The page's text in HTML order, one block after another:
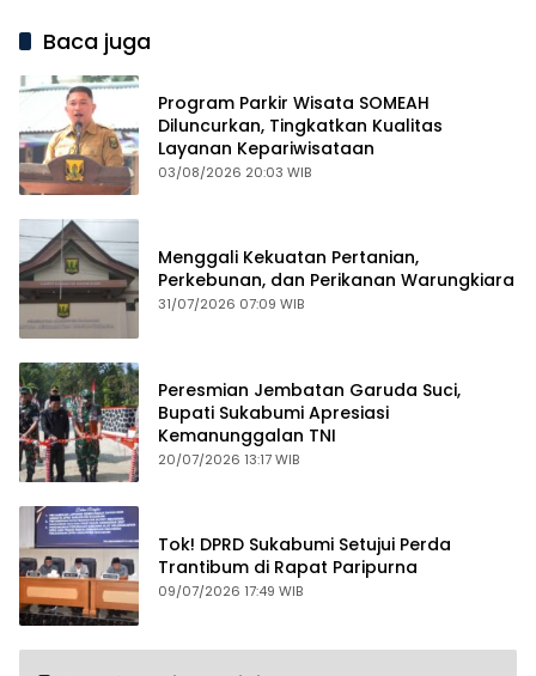
Baca juga
Program Parkir Wisata SOMEAH
Diluncurkan, Tingkatkan Kualitas
Layanan Kepariwisataan
03/08/2026 20:03 WIB
Menggali Kekuatan Pertanian,
Perkebunan, dan Perikanan Warungkiara
31/07/2026 07:09 WIB
Peresmian Jembatan Garuda Suci,
Bupati Sukabumi Apresiasi
Kemanunggalan TNI
20/07/2026 13:17 WIB
Tok! DPRD Sukabumi Setujui Perda
Trantibum di Rapat Paripurna
09/07/2026 17:49 WIB